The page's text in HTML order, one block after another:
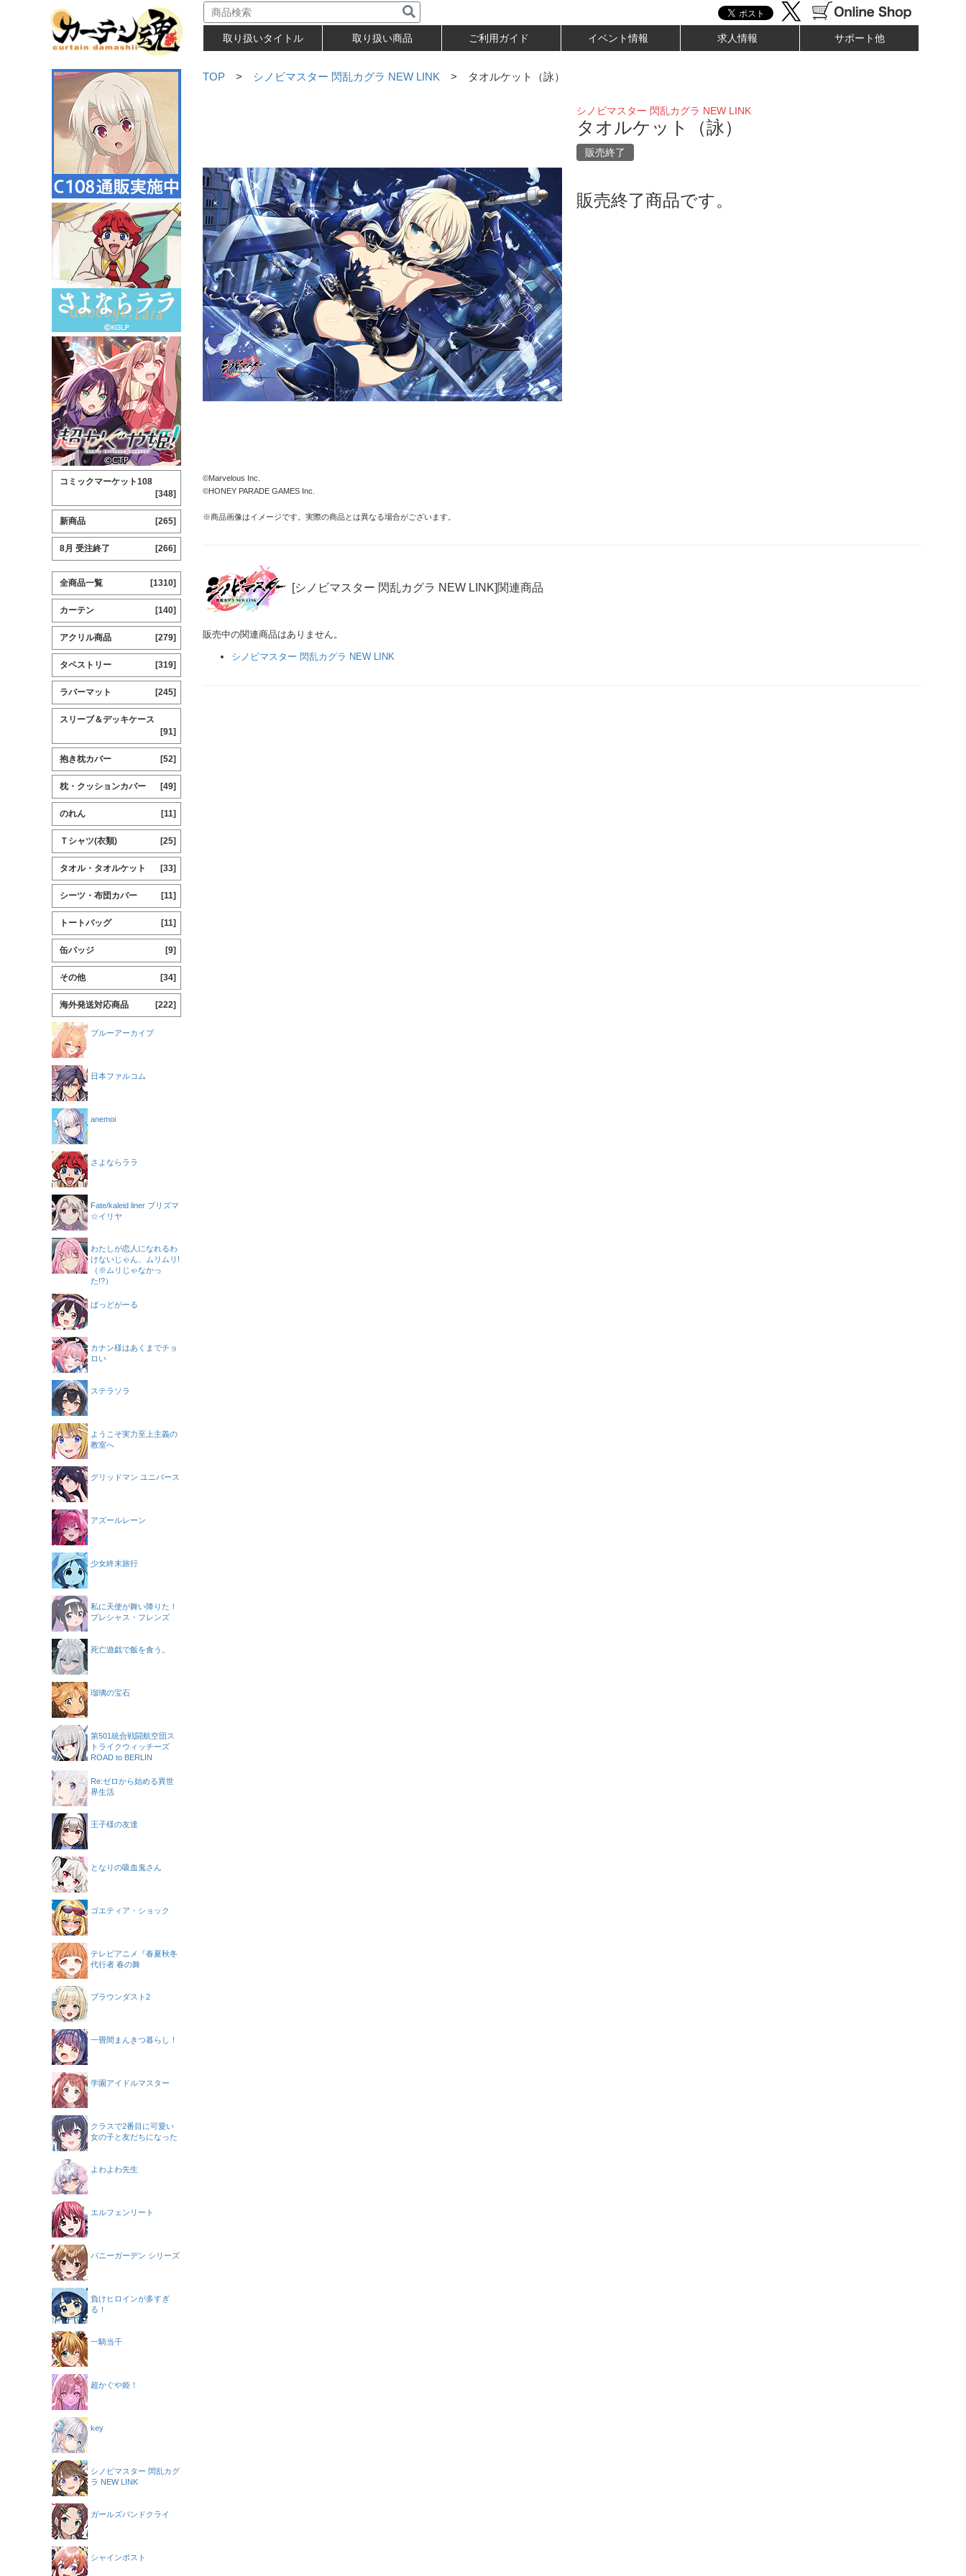
取り扱いタイトル 取り扱い商品 ご利用ガイド イベント情報 求人情報 サポート他
TOP > シノビマスター 閃乱カグラ NEW LINK > タオルケット（詠）
©Marvelous Inc.
©HONEY PARADE GAMES Inc.
※商品画像はイメージです。実際の商品とは異なる場合がございます。
シノビマスター 閃乱カグラ NEW LINK
タオルケット（詠）
販売終了
販売終了商品です。
[シノビマスター 閃乱カグラ NEW LINK]関連商品
販売中の関連商品はありません。
シノビマスター 閃乱カグラ NEW LINK
コミックマーケット108
[348]
新商品 [265]
8月 受注終了 [266]
全商品一覧 [1310]
カーテン [140]
アクリル商品 [279]
タペストリー [319]
ラバーマット [245]
スリーブ＆デッキケース
[91]
抱き枕カバー [52]
枕・クッションカバー [49]
のれん [11]
Ｔシャツ(衣類) [25]
タオル・タオルケット [33]
シーツ・布団カバー [11]
トートバッグ [11]
缶バッジ [9]
その他 [34]
海外発送対応商品 [222]
ブルーアーカイブ
日本ファルコム
anemoi
さよならララ
Fate/kaleid liner プリズマ
☆イリヤ
わたしが恋人になれるわ
けないじゃん、ムリムリ!
（※ムリじゃなかっ
た!?）
ばっどがーる
カナン様はあくまでチョ
ロい
ステラソラ
ようこそ実力至上主義の
教室へ
グリッドマン ユニバース
アズールレーン
少女終末旅行
私に天使が舞い降りた！
プレシャス・フレンズ
死亡遊戯で飯を食う。
瑠璃の宝石
第501統合戦闘航空団ス
トライクウィッチーズ
ROAD to BERLIN
Re:ゼロから始める異世
界生活
王子様の友達
となりの吸血鬼さん
ゴエティア・ショック
テレビアニメ『春夏秋冬
代行者 春の舞
ブラウンダスト2
一畳間まんきつ暮らし！
学園アイドルマスター
クラスで2番目に可愛い
女の子と友だちになった
よわよわ先生
エルフェンリート
バニーガーデン シリーズ
負けヒロインが多すぎ
る！
一騎当千
超かぐや姫！
key
シノビマスター 閃乱カグ
ラ NEW LINK
ガールズバンドクライ
シャインポスト